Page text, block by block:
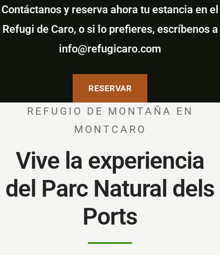
Contáctanos y reserva ahora tu estancia en el
Refugi de Caro, o si lo prefieres, escríbenos a
info@refugicaro.com
RESERVAR
REFUGIO DE MONTAÑA EN
MONTCARO
Vive la experiencia
del Parc Natural dels
Ports